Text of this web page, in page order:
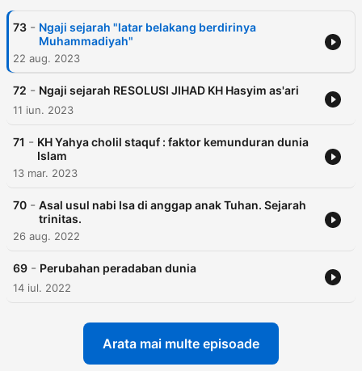
73 - Ngaji sejarah "latar belakang berdirinya
Muhammadiyah"
22 aug. 2023
72 - Ngaji sejarah RESOLUSI JIHAD KH Hasyim as'ari
11 iun. 2023
71 - KH Yahya cholil staquf : faktor kemunduran dunia
Islam
13 mar. 2023
70 - Asal usul nabi Isa di anggap anak Tuhan. Sejarah
trinitas.
26 aug. 2022
69 - Perubahan peradaban dunia
14 iul. 2022
Arata mai multe episoade